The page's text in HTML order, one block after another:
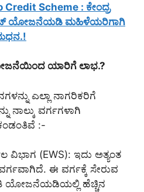
Credit Scheme : ಕೇಂದ್ರ
ಯೋಜನೆಯಡಿ ಮಹಿಳೆಯರಿಗಾಗಿ
ಯಾರಿಗೆ ಲಾಭ.?
ಎಲ್ಲಾ ನಾಗರಿಕರಿಗೆ
ನಾಲ್ಕು ವರ್ಗಗಳಾಗಿ
:-
ವಿಭಾಗ (EWS): ಇದು ಅತ್ಯಂತ
ಈ ವರ್ಗಕ್ಕೆ ಸೇರುವ
ಯೋಜನೆಯಡಿಯಲ್ಲಿ ಹೆಚ್ಚಿನ